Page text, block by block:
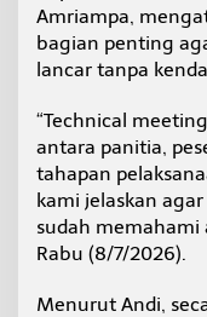
T
Q
K
R
R
I
s
e
-
K
Amriampa,
bagian penting
lancar tanpa
“Technical
antara panitia,
tahapan
kami jelaskan
sudah memahami
Rabu (8/7/2026).
Menurut Andi,